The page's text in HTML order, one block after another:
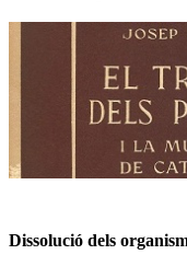
Dissolució dels